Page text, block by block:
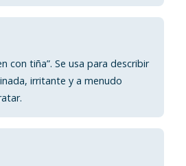
con tiña”. Se usa para describir
irritante y a menudo